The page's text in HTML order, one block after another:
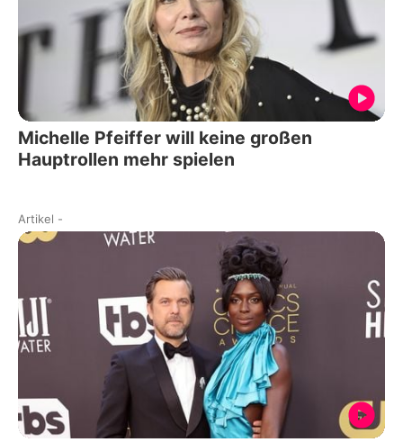
Michelle Pfeiffer will keine großen
Hauptrollen mehr spielen
Artikel -